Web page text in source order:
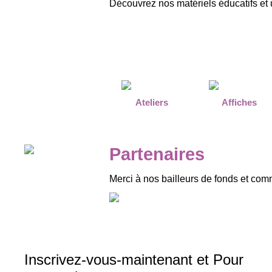
Découvrez nos matériels éducatifs
Ateliers Affiches
Partenaires
Merci à nos bailleurs de fonds et
Inscrivez-vous-maintenant et Pour